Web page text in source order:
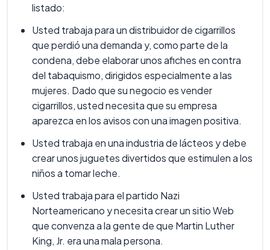
listado:
Usted trabaja para un distribuidor de cigarrillos
que perdió una demanda y, como parte de la
condena, debe elaborar unos afiches en contra
del tabaquismo, dirigidos especialmente a las
mujeres. Dado que su negocio es vender
cigarrillos, usted necesita que su empresa
aparezca en los avisos con una imagen positiva.
Usted trabaja en una industria de lácteos y debe
crear unos juguetes divertidos que estimulen a los
niños a tomar leche.
Usted trabaja para el partido Nazi
Norteamericano y necesita crear un sitio Web
que convenza a la gente de que Martin Luther
King, Jr. era una mala persona.